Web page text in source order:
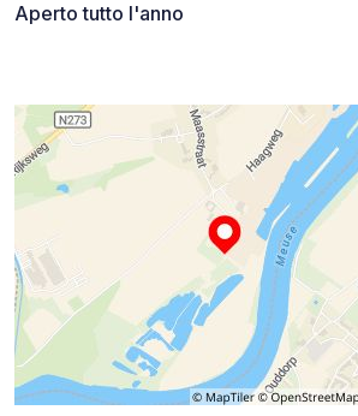
Aperto tutto l'anno